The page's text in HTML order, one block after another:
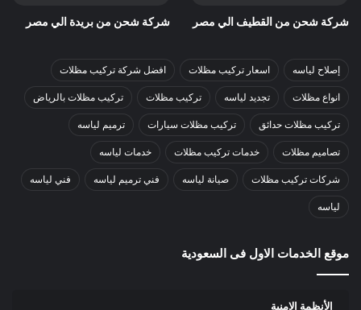
شركة شحن من القطيف الي مصر شركة شحن من بريدة الي مصر
إصلاح لياسه اسعار تركيب مظلات افضل شركة تركيب مظلات
انواع مظلات تجديد لياسه تركيب مظلات تركيب مظلات بالرياض
تركيب مظلات حدائق تركيب مظلات سيارات ترميم لياسه
تصاميم مظلات خدمات تركيب مظلات خدمات لياسه
شركات تركيب مظلات صيانة لياسه فني ترميم لياسه فني لياسه
لياسه
موقع الخدمات الاول فى السعودية
الأنظمة الامنية